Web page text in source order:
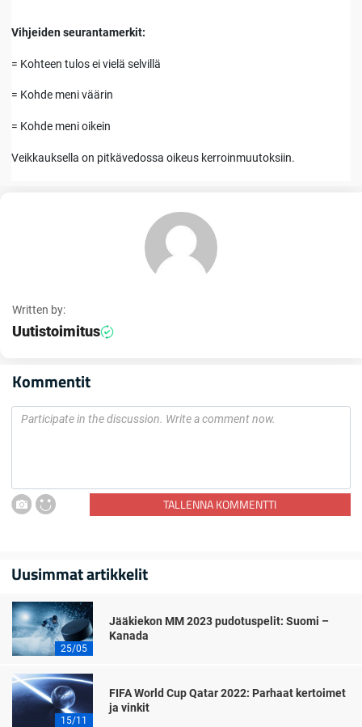
Vihjeiden seurantamerkit:
= Kohteen tulos ei vielä selvillä
= Kohde meni väärin
= Kohde meni oikein
Veikkauksella on pitkävedossa oikeus kerroinmuutoksiin.
Written by:
Uutistoimitus
Kommentit
TALLENNA KOMMENTTI
Uusimmat artikkelit
25/05
Jääkiekon MM 2023 pudotuspelit: Suomi –
Kanada
15/11
FIFA World Cup Qatar 2022: Parhaat kertoimet
ja vinkit